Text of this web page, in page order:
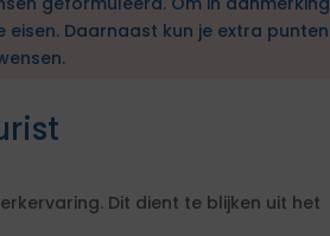
Daarnaast kun je extra punten
Dit dient te blijken uit het